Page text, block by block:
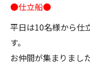
●仕立船●
平日は10名様から仕
す。
お仲間が集まりまし